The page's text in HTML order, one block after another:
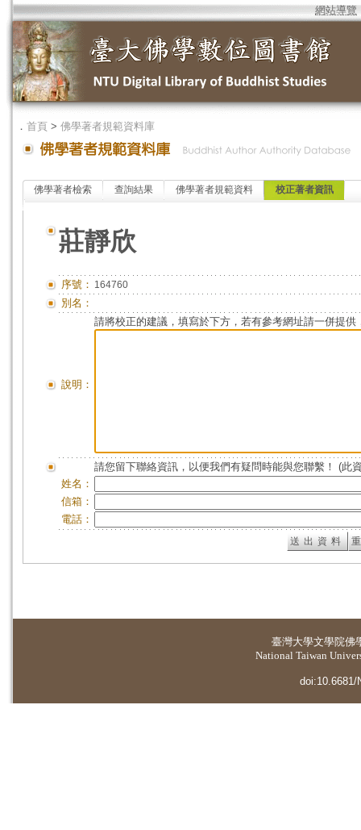
網站導覽
． 首頁 > 佛學著者規範資料庫
佛學著者檢索 查詢結果 佛學著者規範資料 校正著者資訊
莊靜欣
序號： 164760
別名：
說明：
請將校正的建議，填寫於下方，若有參考網址請一併提供
請您留下聯絡資訊，以便我們有疑問時能與您聯繫！ (此
姓名：
信箱：
電話：
臺灣大學文學院佛
National Taiwan
doi:10.6681/